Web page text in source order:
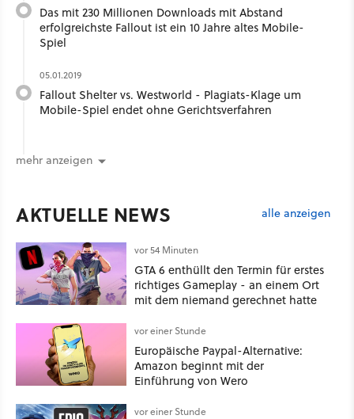
Das mit 230 Millionen Downloads mit Abstand
erfolgreichste Fallout ist ein 10 Jahre altes Mobile-
Spiel
05.01.2019
Fallout Shelter vs. Westworld - Plagiats-Klage um
Mobile-Spiel endet ohne Gerichtsverfahren
mehr anzeigen
AKTUELLE NEWS alle anzeigen
vor 54 Minuten
GTA 6 enthüllt den Termin für erstes
richtiges Gameplay - an einem Ort
mit dem niemand gerechnet hatte
vor einer Stunde
Europäische Paypal-Alternative:
Amazon beginnt mit der
Einführung von Wero
vor einer Stunde